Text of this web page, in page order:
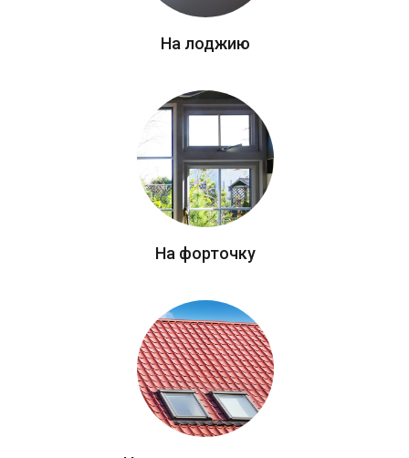
На лоджию
На форточку